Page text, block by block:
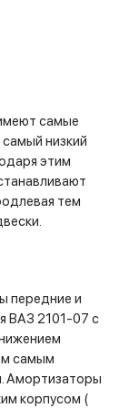
самые
низкий
этим
тем
передние и
ВАЗ 2101-07 с
самым
Амортизаторы
корпусом (